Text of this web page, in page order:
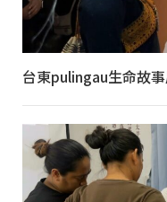
台東pulingau生命故